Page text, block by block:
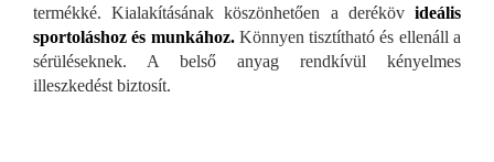
termékké. Kialakításának köszönhetően a derékövideális
sportoláshoz és munkához. Könnyen tisztítható és ellenáll a
sérüléseknek. A belső anyag rendkívül kényelmes
illeszkedést biztosít.